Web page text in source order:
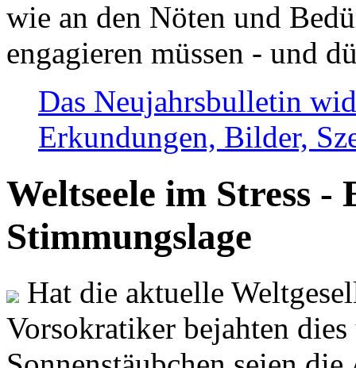
wie an den Nöten und
engagieren müssen - und
Das Neujahrsbulletin
Erkundungen, Bilder,
Weltseele im Stress -
Stimmungslage
Hat die aktuelle
Vorsokratiker bejahten